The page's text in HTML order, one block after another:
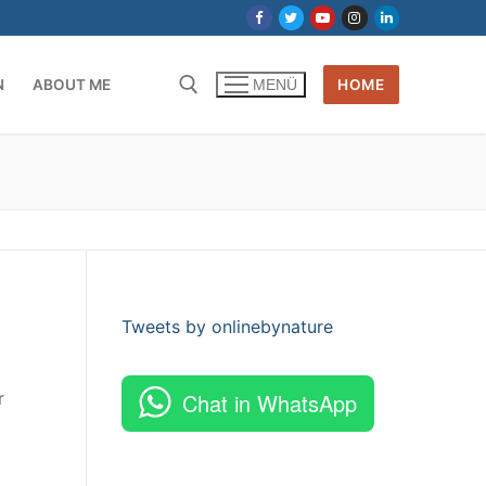
ABOUT ME MENÜ HOME
Tweets by onlinebynature
Chat in WhatsApp